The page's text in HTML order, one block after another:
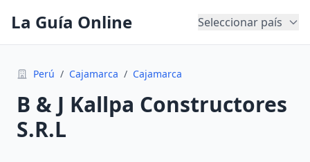
La Guía Online Seleccionar país
Perú / Cajamarca / Cajamarca
B & J Kallpa Constructores
S.R.L